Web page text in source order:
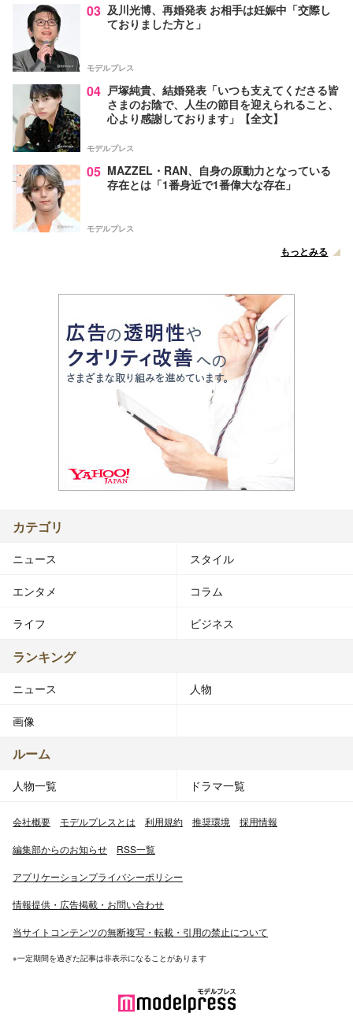
03 及川光博、再婚発表 お相手は妊娠中「交際し
ておりました方と」
モデルプレス
04 戸塚純貴、結婚発表「いつも支えてくださる皆
さまのお陰で、人生の節目を迎えられること、
心より感謝しております」【全文】
モデルプレス
05 MAZZEL・RAN、自身の原動力となっている
存在とは「1番身近で1番偉大な存在」
モデルプレス
もっとみる
カテゴリ
ニュース スタイル
エンタメ コラム
ライフ ビジネス
ランキング
ニュース 人物
画像
ルーム
人物一覧 ドラマ一覧
会社概要 モデルプレスとは 利用規約 推奨環境 採用情報
編集部からのお知らせ RSS一覧
アプリケーションプライバシーポリシー
情報提供・広告掲載・お問い合わせ
当サイトコンテンツの無断複写・転載・引用の禁止について
※一定期間を過ぎた記事は非表示になることがあります